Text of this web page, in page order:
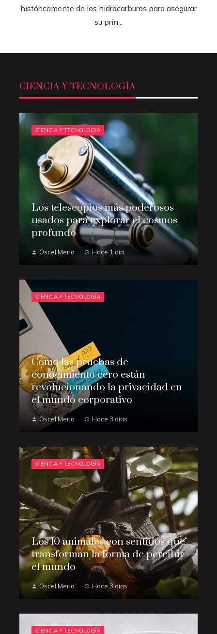
históricamente de los hidrocarburos para asegurar
su prin...
CIENCIA Y TECNOLOGÍA
CIENCIA Y TECNOLOGÍA
Los telescopios más poderosos
usados para explorar el cosmos
profundo
Oscel Merlo Hace 1 día
CIENCIA Y TECNOLOGÍA
Cómo las pruebas de
conocimiento cero están
revolucionando la privacidad en
el mundo corporativo
Oscel Merlo Hace 3 días
CIENCIA Y TECNOLOGÍA
Los 10 animales con sentidos que
transforman la forma de percibir
el mundo
Oscel Merlo Hace 3 días
CIENCIA Y TECNOLOGÍA